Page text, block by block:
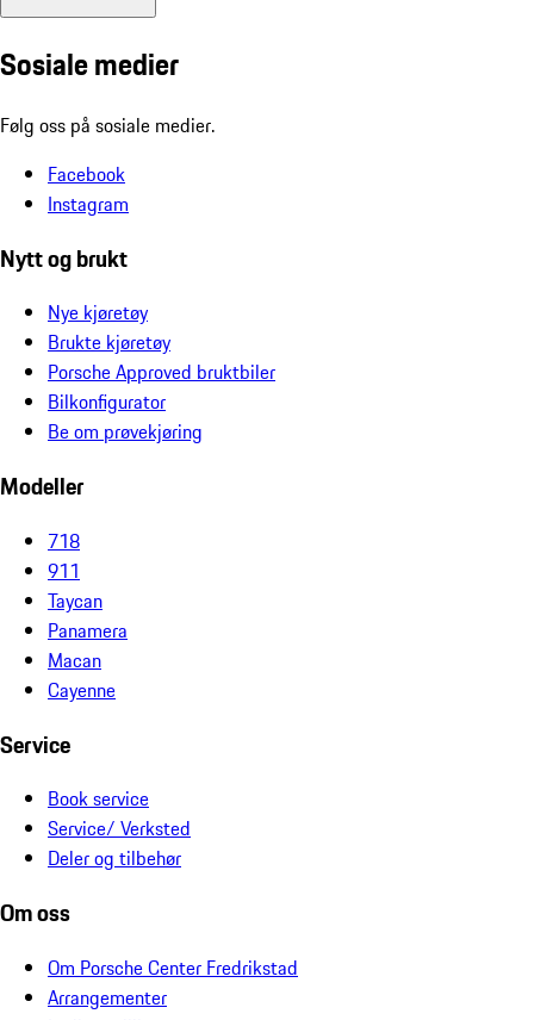
Sosiale medier
Følg oss på sosiale medier.
Facebook
Instagram
Nytt og brukt
Nye kjøretøy
Brukte kjøretøy
Porsche Approved bruktbiler
Bilkonfigurator
Be om prøvekjøring
Modeller
718
911
Taycan
Panamera
Macan
Cayenne
Service
Book service
Service/ Verksted
Deler og tilbehør
Om oss
Om Porsche Center Fredrikstad
Arrangementer